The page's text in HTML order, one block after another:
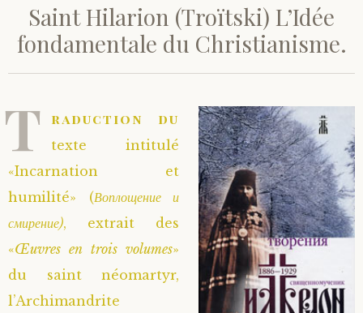
Saint Hilarion (Troïtski) L’Idée
fondamentale du Christianisme.
T raduction du
texte intitulé
«Incarnation et
humilité» (Воплощение и
смирение), extrait des
«Œuvres en trois volumes»
du saint néomartyr,
l’Archimandrite